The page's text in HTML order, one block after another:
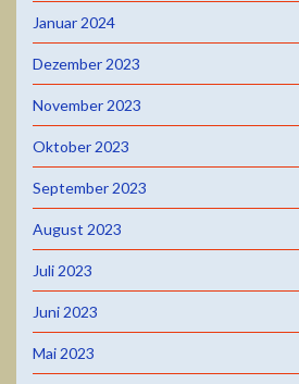
Januar 2024
Dezember 2023
November 2023
Oktober 2023
September 2023
August 2023
Juli 2023
Juni 2023
Mai 2023